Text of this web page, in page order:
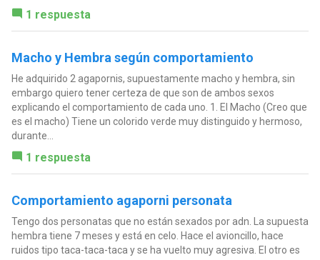
1 respuesta
Macho y Hembra según comportamiento
He adquirido 2 agapornis, supuestamente macho y hembra, sin
embargo quiero tener certeza de que son de ambos sexos
explicando el comportamiento de cada uno. 1. El Macho (Creo que
es el macho) Tiene un colorido verde muy distinguido y hermoso,
durante...
1 respuesta
Comportamiento agaporni personata
Tengo dos personatas que no están sexados por adn. La supuesta
hembra tiene 7 meses y está en celo. Hace el avioncillo, hace
ruidos tipo taca-taca-taca y se ha vuelto muy agresiva. El otro es